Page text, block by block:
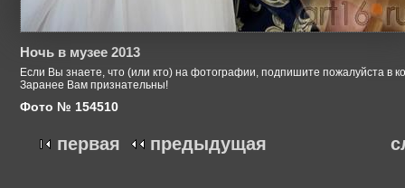
Ночь в музее 2013
Если Вы знаете, что (или кто) на фотографии, подпишите пожалуйста в
Заранее Вам признательны!
Фото № 154510
первая предыдущая